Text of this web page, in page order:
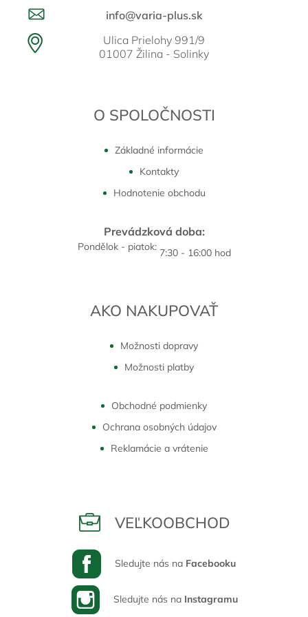
info@varia-plus.sk
Ulica Prielohy 991/9
01007 Žilina - Solinky
O SPOLOČNOSTI
Základné informácie
Kontakty
Hodnotenie obchodu
Prevádzková doba:
Pondělok - piatok: 7:30 - 16:00 hod
AKO NAKUPOVAŤ
Možnosti dopravy
Možnosti platby
Obchodné podmienky
Ochrana osobných údajov
Reklamácie a vrátenie
VEĽKOOBCHOD
Sledujte nás na Facebooku
Sledujte nás na Instagramu